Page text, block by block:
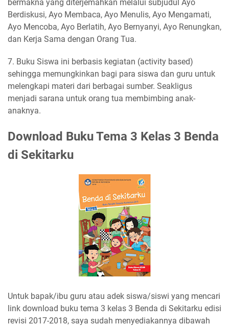
bermakna yang diterjemahkan melalui subjudul Ayo
Berdiskusi, Ayo Membaca, Ayo Menulis, Ayo Mengamati,
Ayo Mencoba, Ayo Berlatih, Ayo Bernyanyi, Ayo Renungkan,
dan Kerja Sama dengan Orang Tua.
7. Buku Siswa ini berbasis kegiatan (activity based)
sehingga memungkinkan bagi para siswa dan guru untuk
melengkapi materi dari berbagai sumber. Seakligus
menjadi sarana untuk orang tua membimbing anak-
anaknya.
Download Buku Tema 3 Kelas 3 Benda
di Sekitarku
Untuk bapak/ibu guru atau adek siswa/siswi yang mencari
link download buku tema 3 kelas 3 Benda di Sekitarku edisi
revisi 2017-2018, saya sudah menyediakannya dibawah